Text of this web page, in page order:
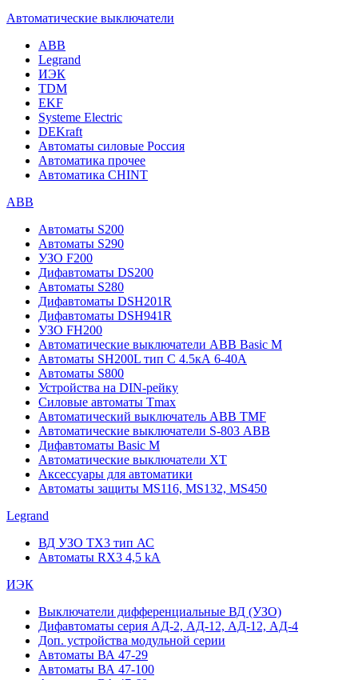
Автоматические выключатели
ABB
Legrand
ИЭК
TDM
EKF
Systeme Electric
DEKraft
Автоматы силовые Россия
Автоматика прочее
Автоматика CHINT
ABB
Автоматы S200
Автоматы S290
УЗО F200
Дифавтоматы DS200
Автоматы S280
Дифавтоматы DSH201R
Дифавтоматы DSH941R
УЗО FH200
Автоматические выключатели ABB Basic M
Автоматы SH200L тип С 4.5кА 6-40А
Автоматы S800
Устройства на DIN-рейку
Силовые автоматы Tmax
Автоматический выключатель ABB TMF
Автоматические выключатели S-803 АВВ
Дифавтоматы Basic M
Автоматические выключатели XT
Аксессуары для автоматики
Автоматы защиты MS116, MS132, MS450
Legrand
ВД УЗО TX3 тип АС
Автоматы RX3 4,5 kA
ИЭК
Выключатели дифференциальные ВД (УЗО)
Дифавтоматы серия АД-2, АД-12, АД-12, АД-4
Доп. устройства модульной серии
Автоматы ВА 47-29
Автоматы ВА 47-100